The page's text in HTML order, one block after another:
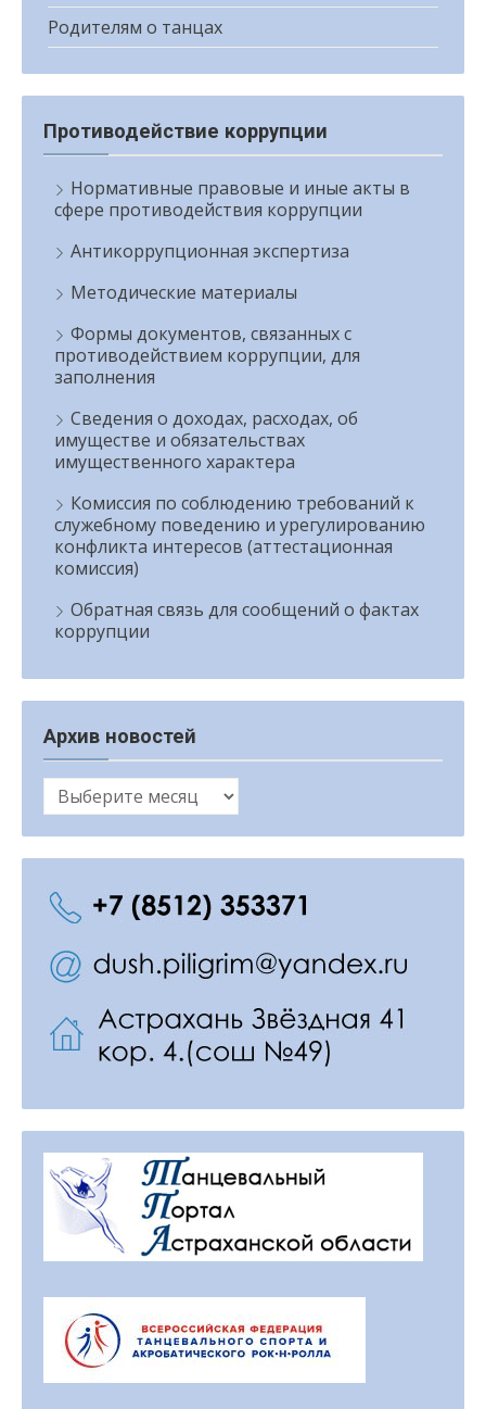
Родителям о танцах
Противодействие коррупции
Нормативные правовые и иные акты в
сфере противодействия коррупции
Антикоррупционная экспертиза
Методические материалы
Формы документов, связанных с
противодействием коррупции, для
заполнения
Сведения о доходах, расходах, об
имуществе и обязательствах
имущественного характера
Комиссия по соблюдению требований к
служебному поведению и урегулированию
конфликта интересов (аттестационная
комиссия)
Обратная связь для сообщений о фактах
коррупции
Архив новостей
Архив
новостей